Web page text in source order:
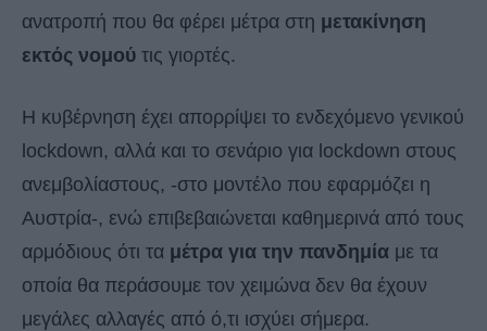
ανατροπή που θα φέρει μέτρα στη μετακίνηση
εκτός νομού τις γιορτές.
Η κυβέρνηση έχει απορρίψει το ενδεχόμενο γενικού
lockdown, αλλά και το σενάριο για lockdown στους
ανεμβολίαστους, -στο μοντέλο που εφαρμόζει η
Αυστρία-, ενώ επιβεβαιώνεται καθημερινά από τους
αρμόδιους ότι τα μέτρα για την πανδημία με τα
οποία θα περάσουμε τον χειμώνα δεν θα έχουν
μεγάλες αλλαγές από ό,τι ισχύει σήμερα.